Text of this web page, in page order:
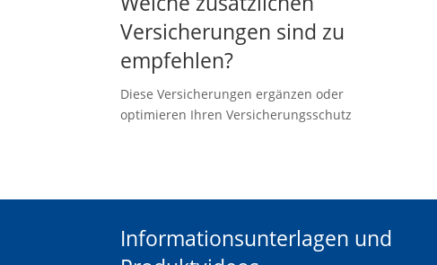
Versicherungen sind zu
empfehlen?
Diese Versicherungen ergänzen oder
optimieren Ihren Versicherungsschutz
Informationsunterlagen und